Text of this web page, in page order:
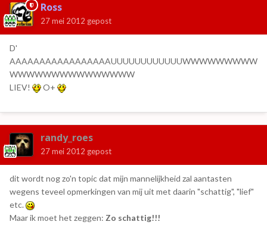
Ross
27 mei 2012 gepost
D'
AAAAAAAAAAAAAAAAAUUUUUUUUUUUUWWWWWWWWW
WWWWWWWWWWWWWWW
LIEV!
O+
randy_roes
27 mei 2012 gepost
dit wordt nog zo'n topic dat mijn mannelijkheid zal aantasten
wegens teveel opmerkingen van mij uit met daarin "schattig", "lief"
etc.
Maar ik moet het zeggen: Zo schattig!!!